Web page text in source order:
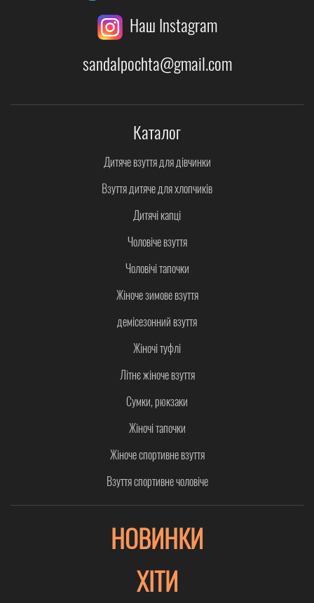
Наш Instagram
sandalpochta@gmail.com
Каталог
Дитяче взуття для дівчинки
Взуття дитяче для хлопчиків
Дитячі капці
Чоловіче взуття
Чоловічі тапочки
Жіноче зимове взуття
демісезонний взуття
Жіночі туфлі
Літнє жіноче взуття
Сумки, рюкзаки
Жіночі тапочки
Жіноче спортивне взуття
Взуття спортивне чоловіче
НОВИНКИ
ХІТИ